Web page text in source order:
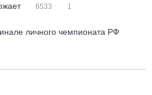
6533 1
личного чемпионата РФ